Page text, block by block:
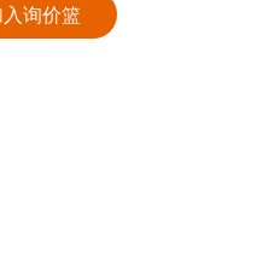
询价篮